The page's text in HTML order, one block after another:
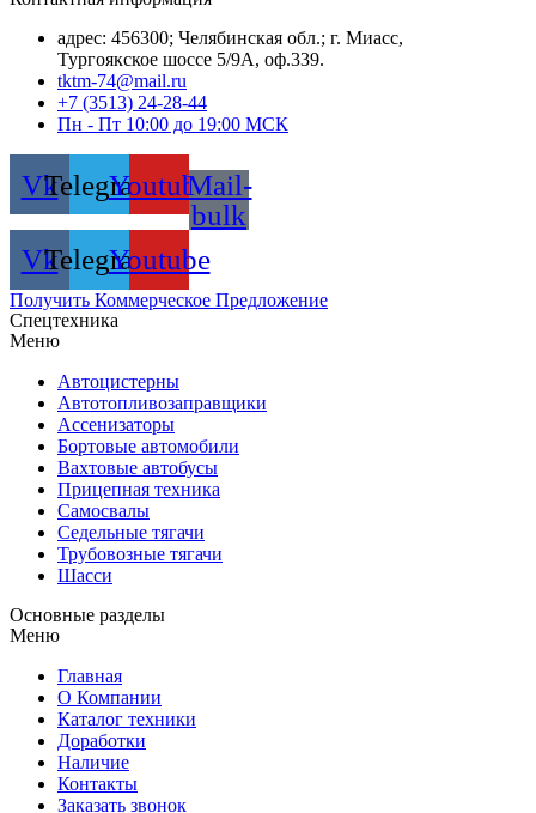
адрес: 456300; Челябинская обл.; г. Миасс,
Тургоякское шоссе 5/9А, оф.339.
tktm-74@mail.ru
+7 (3513) 24-28-44
Пн - Пт 10:00 до 19:00 МСК
VkTelegramYoutubeMail-
bulk
VkTelegramYoutube
Получить Коммерческое Предложение
Спецтехника
Меню
Автоцистерны
Автотопливозаправщики
Ассенизаторы
Бортовые автомобили
Вахтовые автобусы
Прицепная техника
Самосвалы
Седельные тягачи
Трубовозные тягачи
Шасси
Основные разделы
Меню
Главная
О Компании
Каталог техники
Доработки
Наличие
Контакты
Заказать звонок